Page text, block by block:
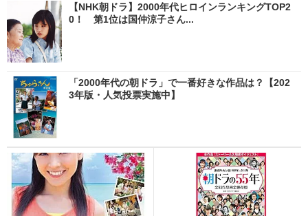
【NHK朝ドラ】2000年代ヒロインランキングTOP2
0！ 第1位は国仲涼子さん...
「2000年代の朝ドラ」で一番好きな作品は？【202
3年版・人気投票実施中】